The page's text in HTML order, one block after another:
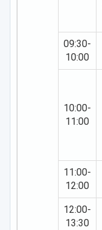
09:30-
10:00
10:00-
11:00
11:00-
12:00
12:00-
13:30